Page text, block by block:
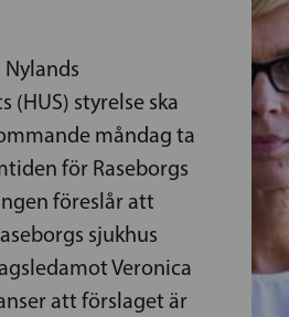
(HUS) styrelse ska
måndag ta
för Raseborgs
föreslår att
sjukhus
Veronica
att förslaget är